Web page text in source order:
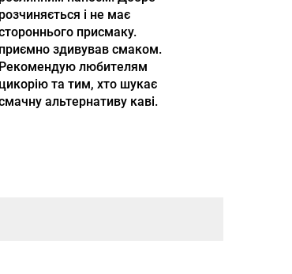
розчиняється і не має
присмаку.
приємно здивував смаком.
Рекомендую любителям
цикорію та тим, хто шукає
альтернативу каві.